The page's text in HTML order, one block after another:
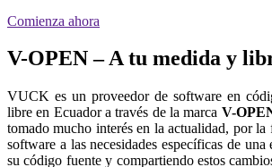
Comienza ahora
V-OPEN – A tu medida y
VUCK es un proveedor de software en
libre en Ecuador a través de la marca V-
tomado mucho interés en la actualidad, por la
software a las necesidades específicas de
su código fuente y compartiendo estos